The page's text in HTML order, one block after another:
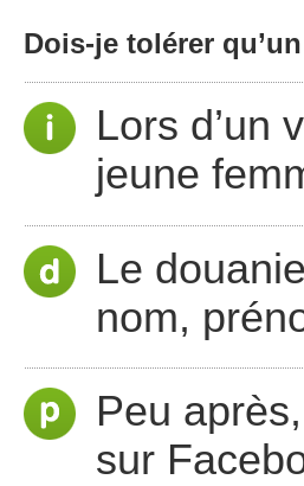
Dois-je tolérer
Lors d’un
jeune
Le
nom,
Peu
sur